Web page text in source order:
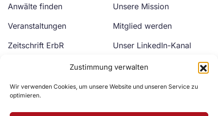
Zustimmung verwalten
Wir verwenden Cookies, um unsere Website und unseren Service zu
optimieren.
Anwälte finden
Veranstaltungen
Zeitschrift ErbR
Unsere Mission
Mitglied werden
Unser LinkedIn-Kanal
Unser YouTube-Kanal